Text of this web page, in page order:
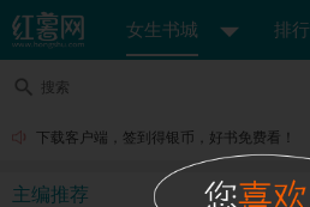
女生书城 排行
搜索
下载客户端，签到得银币，好书免费看！
主编推荐